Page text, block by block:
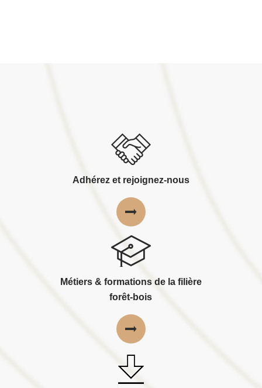
Adhérez et rejoignez-nous
Métiers & formations de la filière
forêt-bois